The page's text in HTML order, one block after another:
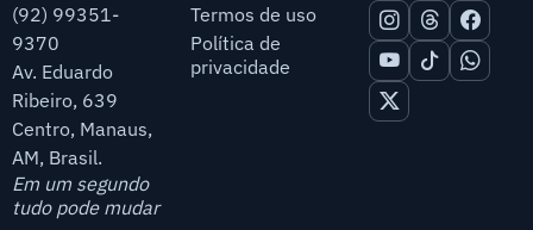
(92) 99351-
9370
Av. Eduardo
Ribeiro, 639
Centro, Manaus,
AM, Brasil.
Em um segundo
tudo pode mudar
Termos de uso
Política de
privacidade